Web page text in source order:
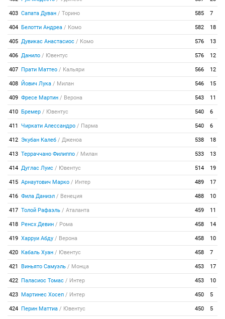
403 Сапата Дуван / Торино 585 7
404 Белотти Андреа / Комо 582 18
405 Дувикас Анастасиос / Комо 576 13
406 Данило / Ювентус 576 12
407 Прати Маттео / Кальяри 566 12
408 Йович Лука / Милан 546 15
409 Фресе Мартин / Верона 543 11
410 Бремер / Ювентус 540 6
411 Чиркати Алессандро / Парма 540 6
412 Экубан Калеб / Дженоа 538 18
413 Терраччано Филиппо / Милан 533 13
414 Дуглас Луис / Ювентус 514 19
415 Арнаутович Марко / Интер 489 17
416 Фила Даниэл / Венеция 488 10
417 Толой Рафаэль / Аталанта 459 11
418 Ренсх Девин / Рома 458 14
419 Харруи Абду / Верона 458 10
420 Кабаль Хуан / Ювентус 458 7
421 Виньято Самуэль / Монца 453 17
422 Паласиос Томас / Интер 453 10
423 Мартинес Хосеп / Интер 450 5
424 Перин Маттиа / Ювентус 450 5